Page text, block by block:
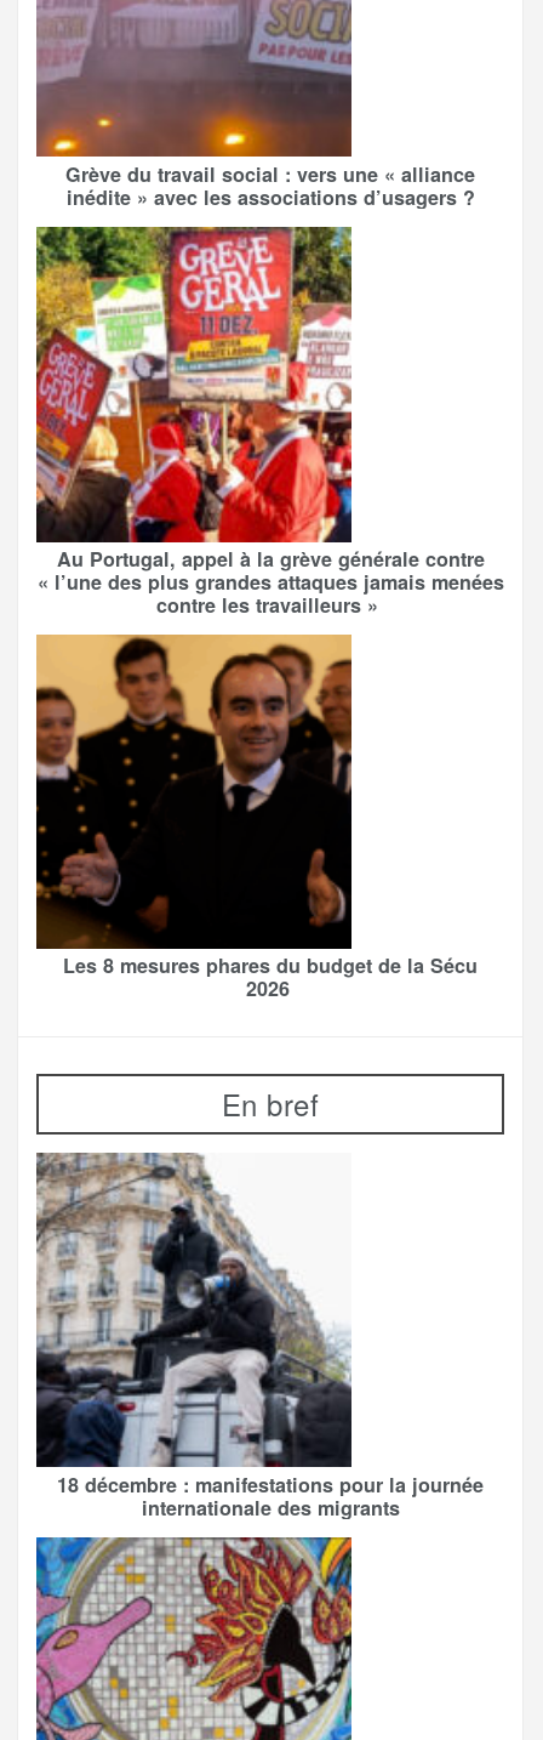
Grève du travail social : vers une « alliance
inédite » avec les associations d’usagers ?
Au Portugal, appel à la grève générale contre
« l’une des plus grandes attaques jamais menées
contre les travailleurs »
Les 8 mesures phares du budget de la Sécu
2026
En bref
18 décembre : manifestations pour la journée
internationale des migrants